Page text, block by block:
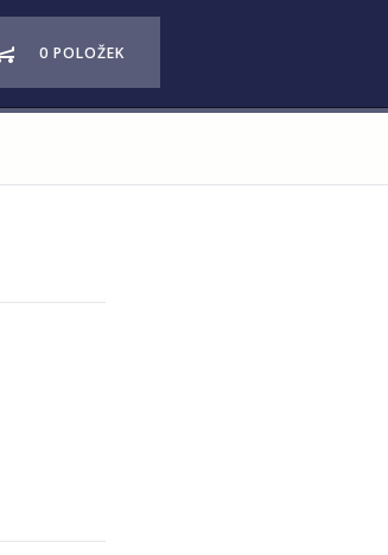
0 POLOŽEK